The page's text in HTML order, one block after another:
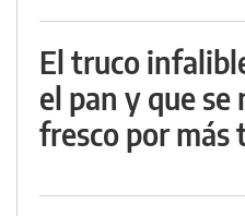
El truco
el pan y que
fresco por más